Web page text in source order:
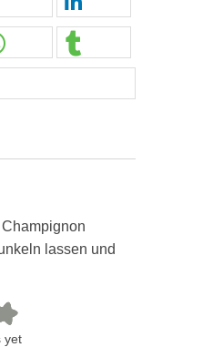
lassen und
yet